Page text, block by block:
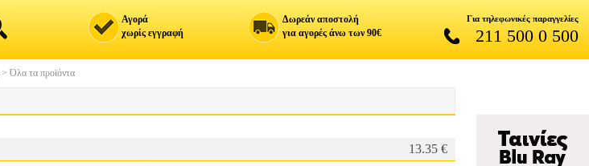
Αγορά
χωρίς εγγραφή
Δωρεάν αποστολή
για αγορές άνω των 90€
Για τηλεφωνικές παραγγελίες
211 500 0 500
>Όλα τα προϊόντα
13.35 €